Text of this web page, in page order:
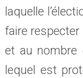
laquelle
faire respecter
et au nombre
lequel est